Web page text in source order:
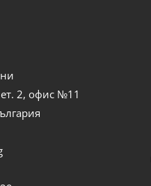
2, офис №11